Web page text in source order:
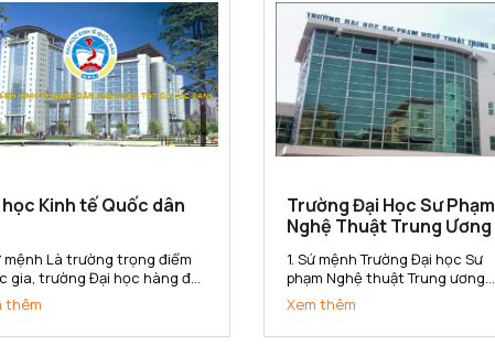
quốc...
Kinh tế Quốc dân
mệnh Là trường trọng điểm
gia, trường Đại học hàng đầu
tế, quản lý và quản trị kinh
trong hệ thống các trường
của Việt Nam. Trường Đại
thêm
Trường Đại Học Sư Phạm
Nghệ Thuật Trung Ương
1. Sứ mệnh Trường Đại học Sư
phạm Nghệ thuật Trung ương
(ĐHSP Nghệ thuật TW) là cơ sở
đào tạo, bồi dưỡng nguồn nhân
lực có trình độ đại học, sau đại
Xem thêm